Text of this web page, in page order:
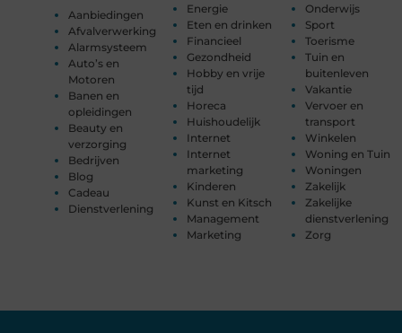
Aanbiedingen
Afvalverwerking
Alarmsysteem
Auto’s en
Motoren
Banen en
opleidingen
Beauty en
verzorging
Bedrijven
Blog
Cadeau
Dienstverlening
Energie
Eten en drinken
Financieel
Gezondheid
Hobby en vrije
tijd
Horeca
Huishoudelijk
Internet
Internet
marketing
Kinderen
Kunst en Kitsch
Management
Marketing
Onderwijs
Sport
Toerisme
Tuin en
buitenleven
Vakantie
Vervoer en
transport
Winkelen
Woning en Tuin
Woningen
Zakelijk
Zakelijke
dienstverlening
Zorg